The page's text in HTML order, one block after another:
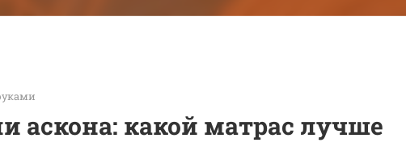
аскона: какой матрас лучше